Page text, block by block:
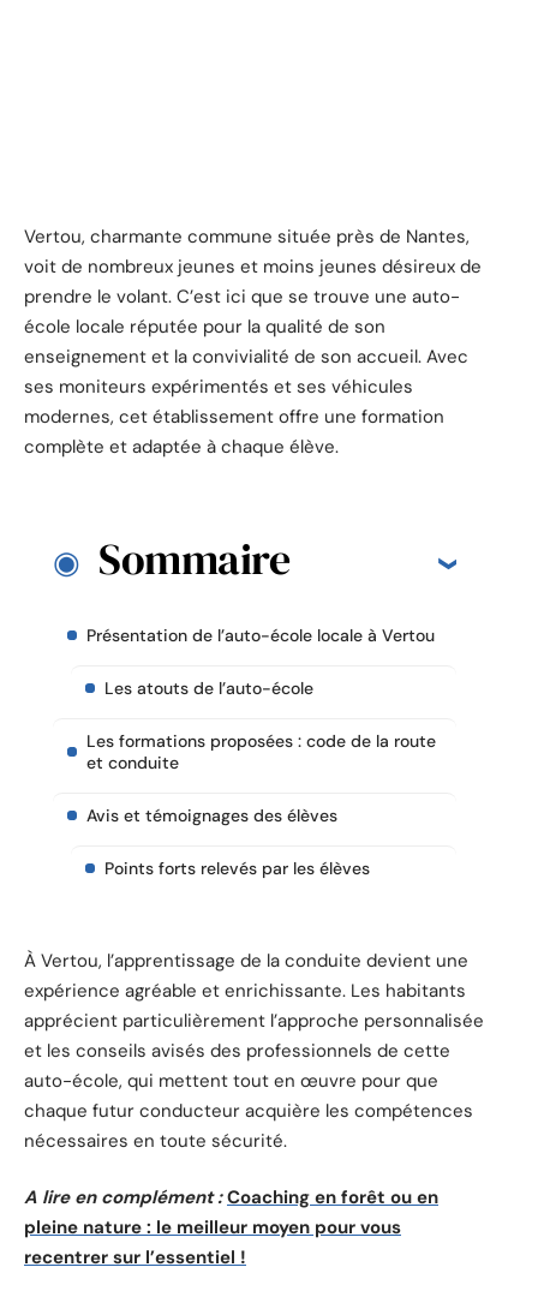
Vertou, charmante commune située près de Nantes,
voit de nombreux jeunes et moins jeunes désireux de
prendre le volant. C’est ici que se trouve une auto-
école locale réputée pour la qualité de son
enseignement et la convivialité de son accueil. Avec
ses moniteurs expérimentés et ses véhicules
modernes, cet établissement offre une formation
complète et adaptée à chaque élève.
Sommaire
Présentation de l’auto-école locale à Vertou
Les atouts de l’auto-école
Les formations proposées : code de la route
et conduite
Avis et témoignages des élèves
Points forts relevés par les élèves
À Vertou, l’apprentissage de la conduite devient une
expérience agréable et enrichissante. Les habitants
apprécient particulièrement l’approche personnalisée
et les conseils avisés des professionnels de cette
auto-école, qui mettent tout en œuvre pour que
chaque futur conducteur acquière les compétences
nécessaires en toute sécurité.
A lire en complément : Coaching en forêt ou en
pleine nature : le meilleur moyen pour vous
recentrer sur l’essentiel !